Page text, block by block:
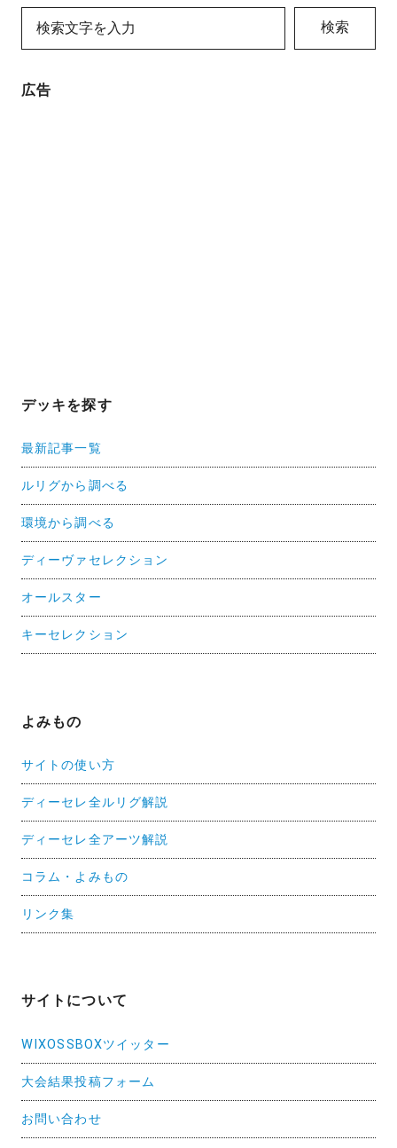
検索
広告
デッキを探す
最新記事一覧
ルリグから調べる
環境から調べる
ディーヴァセレクション
オールスター
キーセレクション
よみもの
サイトの使い方
ディーセレ全ルリグ解説
ディーセレ全アーツ解説
コラム・よみもの
リンク集
サイトについて
WIXOSSBOXツイッター
大会結果投稿フォーム
お問い合わせ